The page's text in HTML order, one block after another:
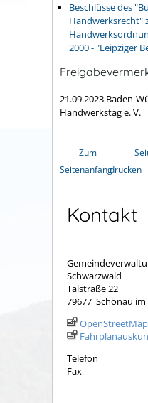
Beschlüsse des
Handwerksrecht"
2000 - "Leipziger
21.09.2023 Baden-
Handwerkstag e. V.
Zum
Seitenanfangdrucken
Kontakt
Schwarzwald
Talstraße 22
79677 Schönau
OpenStreetMap
Telefon
Fax